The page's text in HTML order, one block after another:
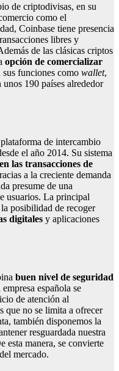
de criptodivisas, en su
como el
Coinbase tiene presencia
libres y
de las clásicas criptos
opción de comercializar
sus funciones como wallet,
190 países alrededor
de intercambio
el año 2014. Su sistema
las transacciones de
a la creciente demanda
presume de una
usuarios. La principal
posibilidad de recoger
digitales y aplicaciones
buen nivel de seguridad
española se
de atención al
que no se limita a ofrecer
también disponemos la
resguardada nuestra
esta manera, se convierte
mercado.